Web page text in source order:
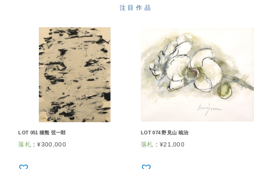
注目作品
LOT 051 猪熊 弦一郎
落札 ：¥300,000
LOT 074 野見山 暁治
落札 ： ¥21,000